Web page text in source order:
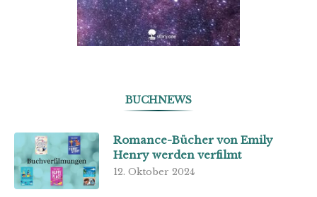
BUCHNEWS
Romance-Bücher von Emily
Henry werden verfilmt
12. Oktober 2024